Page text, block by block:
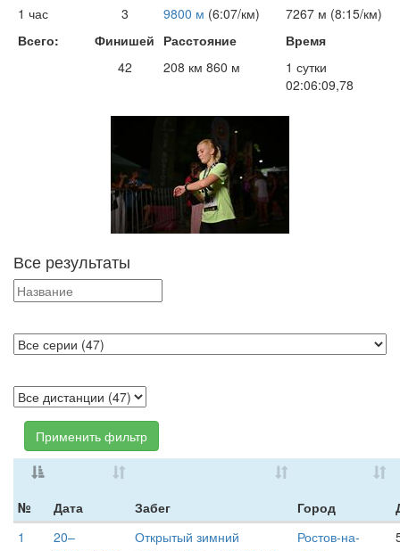
1 час
3 9800 м (6:07/км)
7267 м (8:15/км)
Всего:
Финишей Расстояние
Время
42
208 км 860 м
1 сутки
02:06:09,78
Все результаты
Применить фильтр
№ Дата Забег Город
1
20–
Открытый зимний
Ростов-на-